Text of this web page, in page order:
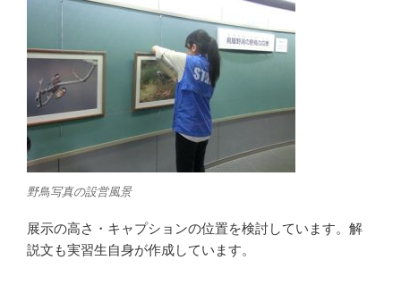
野鳥写真の設営風景
展示の高さ・キャプションの位置を検討しています。解
説文も実習生自身が作成しています。